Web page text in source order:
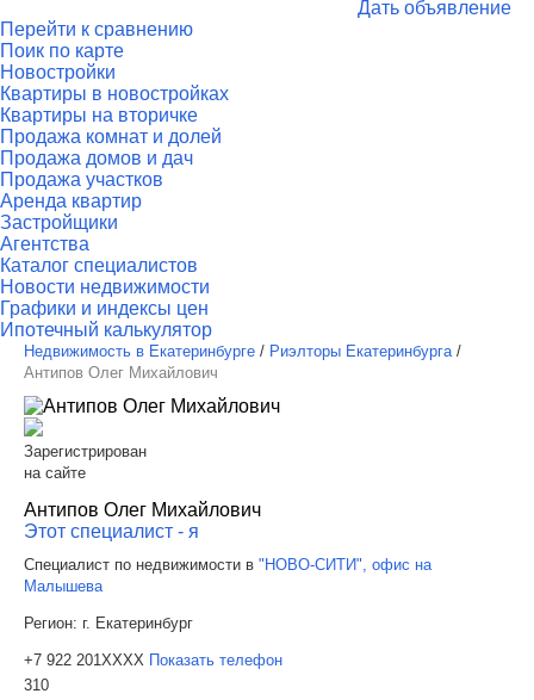
Дать объявление
Перейти к сравнению
Поик по карте
Новостройки
Квартиры в новостройках
Квартиры на вторичке
Продажа комнат и долей
Продажа домов и дач
Продажа участков
Аренда квартир
Застройщики
Агентства
Каталог специалистов
Новости недвижимости
Графики и индексы цен
Ипотечный калькулятор
Недвижимость в Екатеринбурге / Риэлторы Екатеринбурга /
Антипов Олег Михайлович
Зарегистрирован
на сайте
Антипов Олег Михайлович
Этот специалист - я
Специалист по недвижимости в "НОВО-СИТИ", офис на
Малышева
Регион: г. Екатеринбург
+7 922 201XXXX Показать телефон
310